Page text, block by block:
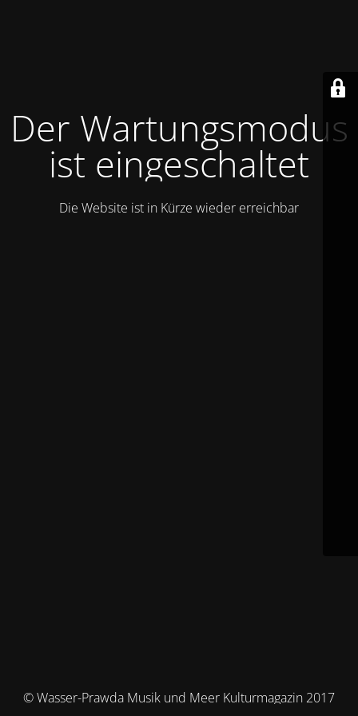
Der Wartungsmodus
ist eingeschaltet
Die Website ist in Kürze wieder erreichbar
© Wasser-Prawda Musik und Meer Kulturmagazin 2017